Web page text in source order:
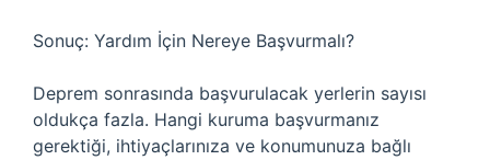
Sonuç: Yardım İçin Nereye Başvurmalı?
Deprem sonrasında başvurulacak yerlerin sayısı
oldukça fazla. Hangi kuruma başvurmanız
gerektiği, ihtiyaçlarınıza ve konumunuza bağlı